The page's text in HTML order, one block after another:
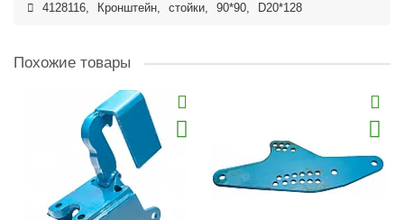
4128116, Кронштейн, стойки, 90*90, D20*128
Похожие товары